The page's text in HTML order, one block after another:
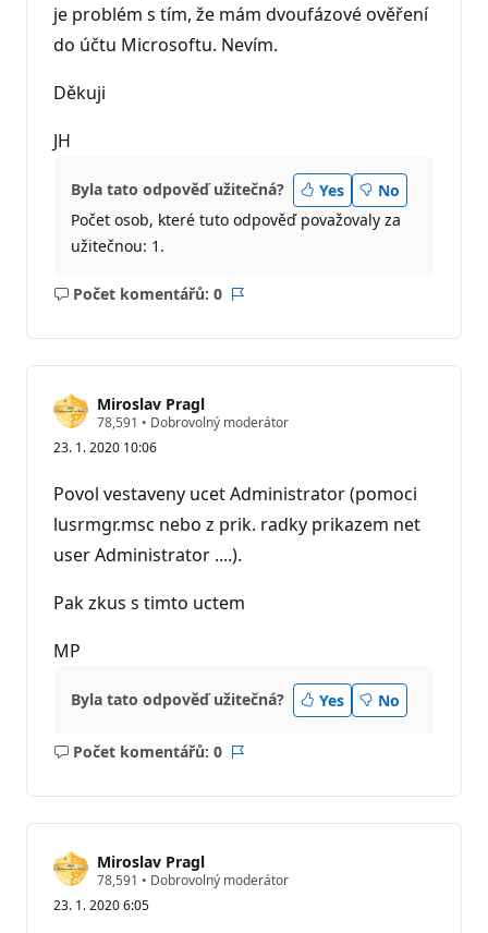
je problém s tím, že mám dvoufázové ověření
do účtu Microsoftu. Nevím.
Děkuji
JH
Byla tato odpověď užitečná? Yes
No
Počet osob, které tuto odpověď považovaly za
užitečnou: 1.
Počet komentářů: 0
Žádné
Miroslav Pragl
78,591 R
p
t
a
č
n
í
d
• Dobrovolný moderátor
23. 1. 2020 10:06
Povol vestaveny ucet Administrator (pomoci
lusrmgr.msc nebo z prik. radky prikazem net
user Administrator ....).
Pak zkus s timto uctem
MP
Byla tato odpověď užitečná? Yes No
Počet komentářů: 0
Žádné
Miroslav Pragl
78,591 R
p
• Dobrovolný moderátor
23. 1. 2020 6:05